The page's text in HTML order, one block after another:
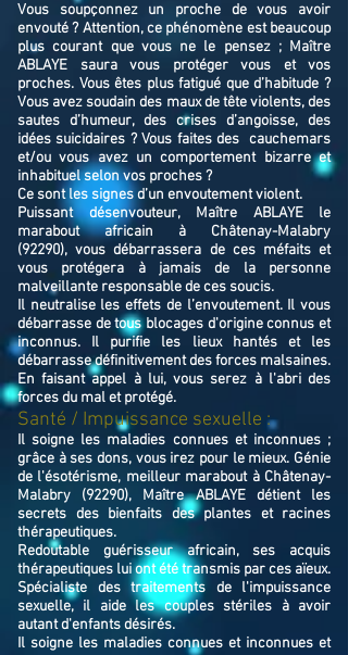
Vous soupçonnez un proche de vous avoir
envouté ? Attention, ce phénomène est beaucoup
plus courant que vous ne le pensez ; Maître
ABLAYE saura vous protéger vous et vos
proches. Vous êtes plus fatigué que d’habitude ?
Vous avez soudain des maux de tête violents, des
sautes d’humeur, des crises d’angoisse, des
idées suicidaires ? Vous faites des cauchemars
et/ou vous avez un comportement bizarre et
inhabituel selon vos proches ?
Ce sont les signes d’un envoutement violent.
Puissant désenvouteur,
Maître ABLAYE
le
marabout africain à Châtenay-Malabry
(92290), vous débarrassera de ces méfaits et
vous protégera à jamais de la personne
malveillante responsable de ces soucis.
Il neutralise les effets de l’envoutement. Il vous
débarrasse de tous blocages d'origine connus et
inconnus. Il purifie les lieux hantés et les
débarrasse définitivement des forces malsaines.
En faisant appel à lui, vous serez à l'abri des
forces du mal et protégé.
Santé / Impuissance sexuelle :
Il soigne les maladies connues et inconnues ;
grâce à ses dons, vous irez pour le mieux. Génie
de l'ésotérisme, meilleur marabout à Châtenay-
Malabry (92290), Maître ABLAYE détient les
secrets des bienfaits des plantes et racines
thérapeutiques.
Redoutable guérisseur africain, ses acquis
thérapeutiques lui ont été transmis par ces aïeux.
Spécialiste des traitements de l'impuissance
sexuelle, il aide les couples stériles à avoir
autant d'enfants désirés.
Il soigne les maladies connues et inconnues et